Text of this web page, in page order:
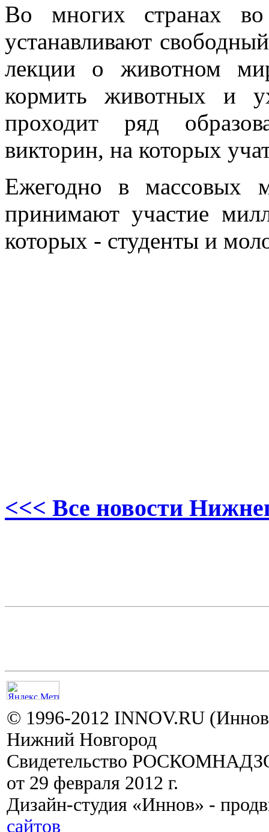
Во многих странах
устанавливают
лекции о животном
кормить животных и
проходит ряд
викторин, на которых
Ежегодно в массовых
принимают участие
которых - студенты и
<<< Все новости
© 1996-2012 INNOV.RU
Нижний Новгород
Свидетельство
от 29 февраля 2012 г.
Дизайн-студия «Иннов» -
сайтов